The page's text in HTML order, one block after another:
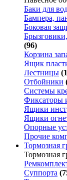
Баки для
Бампера,
Боковая
(96)
Корзина
Ящик
Лестницы
Отбойники
Системы
Фиксаторы
Ящики
Ящики
Опорные
Прочие
Тормозная
Тормозная
Суппорта